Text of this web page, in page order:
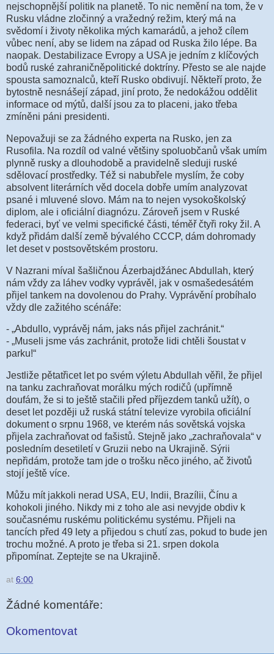
nejschopnější politik na planetě. To nic nemění na tom, že v
Rusku vládne zločinný a vražedný režim, který má na
svědomí i životy několika mých kamarádů, a jehož cílem
vůbec není, aby se lidem na západ od Ruska žilo lépe. Ba
naopak. Destabilizace Evropy a USA je jedním z klíčových
bodů ruské zahraničněpolitické doktríny. Přesto se ale najde
spousta samoznalců, kteří Rusko obdivují. Někteří proto, že
bytostně nesnášejí západ, jiní proto, že nedokážou oddělit
informace od mýtů, další jsou za to placeni, jako třeba
zmíněni páni presidenti.
Nepovažuji se za žádného experta na Rusko, jen za
Rusofila. Na rozdíl od valné většiny spoluobčanů však umím
plynně rusky a dlouhodobě a pravidelně sleduji ruské
sdělovací prostředky. Též si nabubřele myslím, že coby
absolvent literárních věd docela dobře umím analyzovat
psané i mluvené slovo. Mám na to nejen vysokoškolský
diplom, ale i oficiální diagnózu. Zároveň jsem v Ruské
federaci, byť ve velmi specifické části, téměř čtyři roky žil. A
když přidám další země bývalého CCCP, dám dohromady
let deset v postsovětském prostoru.
V Nazrani míval šašličnou Ázerbajdžánec Abdullah, který
nám vždy za láhev vodky vyprávěl, jak v osmašedesátém
přijel tankem na dovolenou do Prahy. Vyprávění probíhalo
vždy dle zažitého scénáře:
- „Abdullo, vyprávěj nám, jaks nás přijel zachránit.“
- „Museli jsme vás zachránit, protože lidi chtěli šoustat v
parku!“
Jestliže pětatřicet let po svém výletu Abdullah věřil, že přijel
na tanku zachraňovat morálku mých rodičů (upřímně
doufám, že si to ještě stačili před příjezdem tanků užít), o
deset let později už ruská státní televize vyrobila oficiální
dokument o srpnu 1968, ve kterém nás sovětská vojska
přijela zachraňovat od fašistů. Stejně jako „zachraňovala“ v
posledním desetiletí v Gruzii nebo na Ukrajině. Sýrii
nepřidám, protože tam jde o trošku něco jiného, ač životů
stojí ještě více.
Můžu mít jakkoli nerad USA, EU, Indii, Brazílii, Čínu a
kohokoli jiného. Nikdy mi z toho ale asi nevyjde obdiv k
současnému ruskému politickému systému. Přijeli na
tancích před 49 lety a přijedou s chutí zas, pokud to bude jen
trochu možné. A proto je třeba si 21. srpen dokola
připomínat. Zeptejte se na Ukrajině.
at 6:00
Žádné komentáře:
Okomentovat